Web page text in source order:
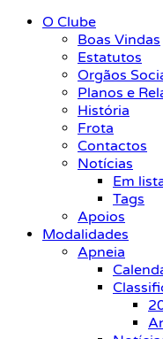
O Clube
Boas Vindas
Estatutos
Orgãos
Planos e
História
Frota
Contactos
Notícias
Em
Tags
Apoios
Modalidades
Apneia